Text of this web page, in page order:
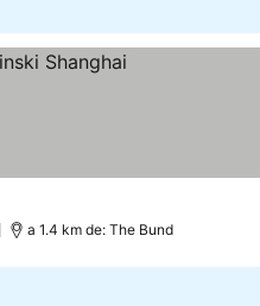
a 1.4 km de: The Bund